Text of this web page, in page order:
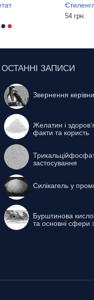
54 грн.
ОСТАННІ ЗАПИСИ
Звернення
Желатин і
факти та користь
застосування
Силікагель у
Бурштинова
та основні сфери